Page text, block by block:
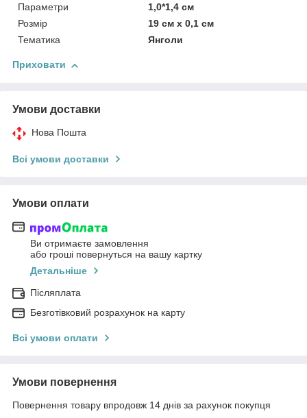
Параметри
1,0*1,4 см
Розмір
19 см x 0,1 см
Тематика
Янголи
Приховати
Умови доставки
Нова Пошта
Всі умови доставки
Умови оплати
Ви отримаєте замовлення
або гроші повернуться на вашу картку
Детальніше
Післяплата
Безготівковий розрахунок на карту
Всі умови оплати
Умови повернення
Повернення товару впродовж 14 днів за рахунок покупця